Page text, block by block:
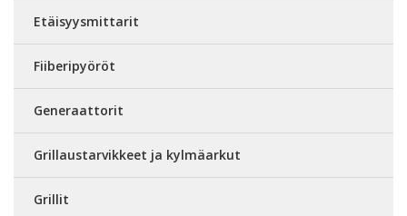
Etäisyysmittarit
Fiiberipyöröt
Generaattorit
Grillaustarvikkeet ja kylmäarkut
Grillit